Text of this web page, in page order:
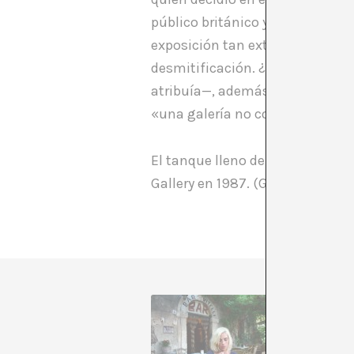
público británico y hacer
exposición tan extensa de arte
desmitificación. ¿Por qué estas
atribuía—, además, el poder de
«una galería no comercial»,
El tanque lleno de petróleo de
Gallery en 1987. (Gracias,
A
como